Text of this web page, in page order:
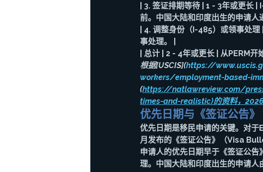
3. 签证排期等待 | 1 - 3年或更长
前。中国大陆和印度出生的申请人
4. 调整身份（I-485）或领事处理
事处理。 |
总计 2 - 4年或更长 从PERM开
根据[USCIS](https://
workers/employment-based-
(https://natlawreview.com/
times-and-realistic)的资料，2026
优先日期与《签证公告
优先日期是移民申请的关键。对
月发布的《签证公告》（Visa
申请人的优先日期早于《签证公
理。中国大陆和印度出生的申请人